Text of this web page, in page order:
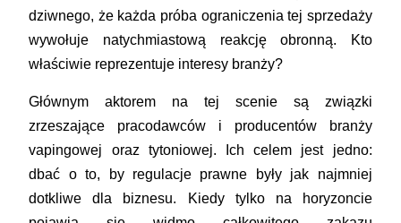
dziwnego, że każda próba ograniczenia tej sprzedaży
wywołuje natychmiastową reakcję obronną. Kto
właściwie reprezentuje interesy branży?
Głównym aktorem na tej scenie są związki
zrzeszające pracodawców i producentów branży
vapingowej oraz tytoniowej. Ich celem jest jedno:
dbać o to, by regulacje prawne były jak najmniej
dotkliwe dla biznesu. Kiedy tylko na horyzoncie